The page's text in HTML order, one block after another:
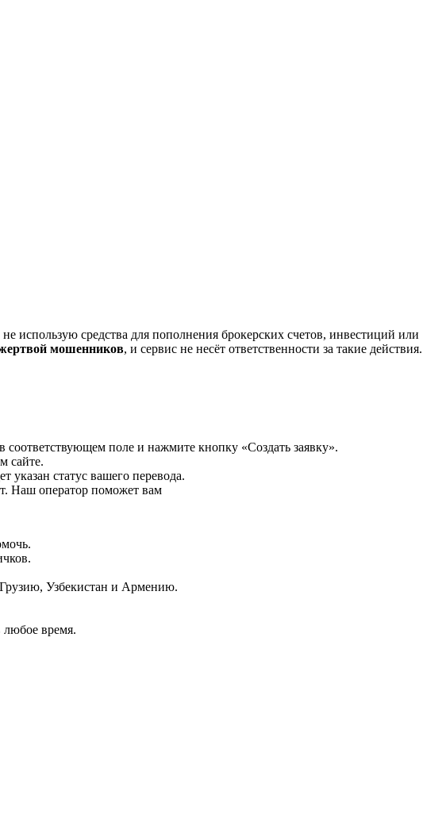
использую средства для пополнения брокерских счетов, инвестиций или
мошенников, и сервис не несёт ответственности за такие действия.
соответствующем поле и нажмите кнопку «Создать заявку».
сайте.
указан статус вашего перевода.
Наш оператор поможет вам
Узбекистан и Армению.
время.